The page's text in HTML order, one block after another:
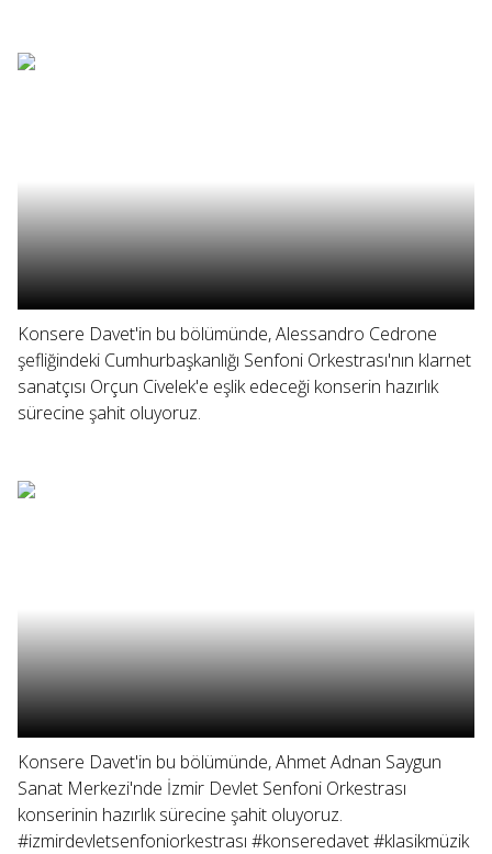
Konsere Davet'in bu bölümünde, Alessandro Cedrone
şefliğindeki Cumhurbaşkanlığı Senfoni Orkestrası'nın klarnet
sanatçısı Orçun Civelek'e eşlik edeceği konserin hazırlık
sürecine şahit oluyoruz.
Konsere Davet'in bu bölümünde, Ahmet Adnan Saygun
Sanat Merkezi'nde İzmir Devlet Senfoni Orkestrası
konserinin hazırlık sürecine şahit oluyoruz.
#izmirdevletsenfoniorkestrası #konseredavet #klasikmüzik